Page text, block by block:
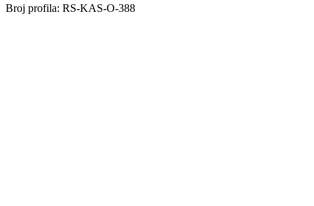
Broj profila: RS-KAS-O-388